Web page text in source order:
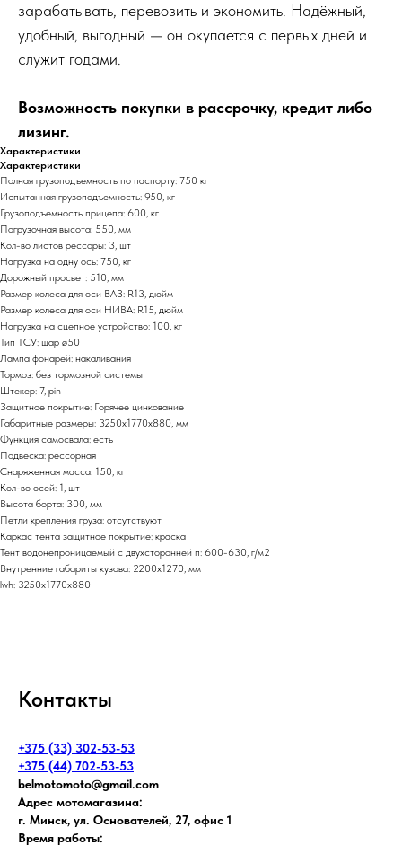
зарабатывать, перевозить и экономить. Надёжный,
удобный, выгодный — он окупается с первых дней и
служит годами.
Возможность покупки в рассрочку, кредит либо
лизинг.
Характеристики
Характеристики
Полная грузоподъемность по паспорту: 750 кг
Испытанная грузоподъемность: 950, кг
Грузоподъемность прицепа: 600, кг
Погрузочная высота: 550, мм
Кол-во листов рессоры: 3, шт
Нагрузка на одну ось: 750, кг
Дорожный просвет: 510, мм
Размер колеса для оси ВАЗ: R13, дюйм
Размер колеса для оси НИВА: R15, дюйм
Нагрузка на сцепное устройство: 100, кг
Тип ТСУ: шар ø50
Лампа фонарей: накаливания
Тормоз: без тормозной системы
Штекер: 7, pin
Защитное покрытие: Горячее цинкование
Габаритные размеры: 3250х1770х880, мм
Функция самосвала: есть
Подвеска: рессорная
Снаряженная масса: 150, кг
Кол-во осей: 1, шт
Высота борта: 300, мм
Петли крепления груза: отсутствуют
Каркас тента защитное покрытие: краска
Тент водонепроницаемый с двухсторонней п: 600-630, г/м2
Внутренние габариты кузова: 2200х1270, мм
lwh: 3250x1770x880
Контакты
+375 (33) 302-53-53
+375 (44) 702-53-53
belmotomoto@gmail.com
Адрес мотомагазина:
г. Минск, ул. Основателей, 27, офис 1
Время работы: